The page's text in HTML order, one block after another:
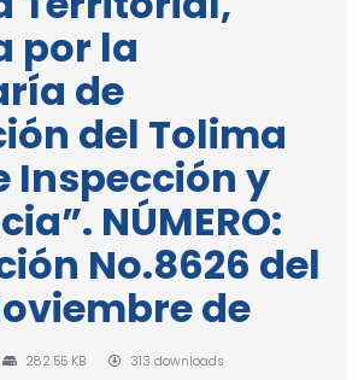
por la
de
del Tolima
Inspección y
NÚMERO:
No.8626 del
de
282.55 KB 313 downloads